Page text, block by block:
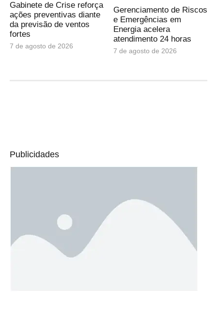
Gabinete de Crise reforça
ações preventivas diante
da previsão de ventos
fortes
7 de agosto de 2026
Gerenciamento de Riscos
e Emergências em
Energia acelera
atendimento 24 horas
7 de agosto de 2026
Publicidades